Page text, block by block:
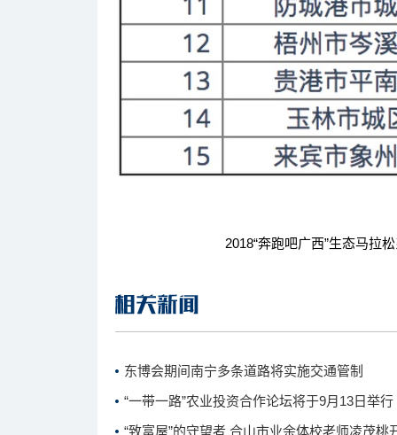
2018“奔跑吧广西”生态马拉松
东博会期间南宁多条道路将实施交通管制
“一带一路”农业投资合作论坛将于9月13日举行
“致富屋”的守望者 合山市业余体校老师凌茂桃